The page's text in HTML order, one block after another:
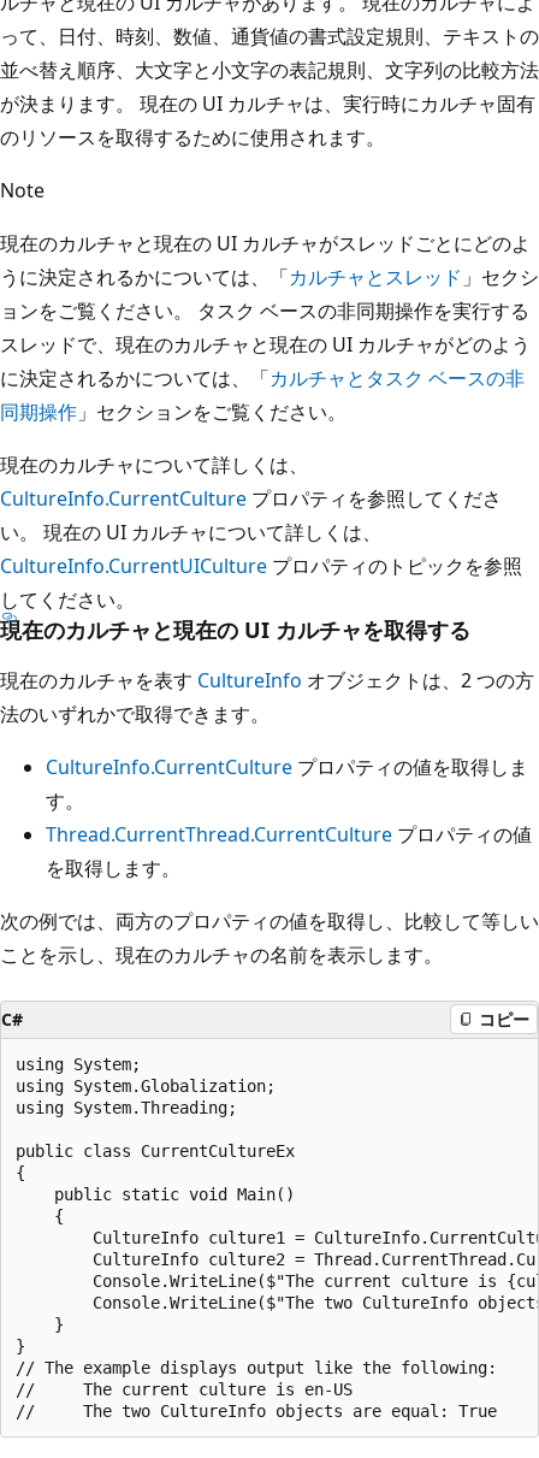
って、日付、時刻、数値、通貨値の書式設定規則、テキストの
並べ替え順序、大文字と小文字の表記規則、文字列の比較方法
が決まります。 現在の UI カルチャは、実行時にカルチャ固有
のリソースを取得するために使用されます。
Note
現在のカルチャと現在の UI カルチャがスレッドごとにどのよ
うに決定されるかについては、「カルチャとスレッド 」セクシ
ョンをご覧ください。 タスク ベースの非同期操作を実行する
スレッドで、現在のカルチャと現在の UI カルチャがどのよう
に決定されるかについては、「カルチャとタスク ベースの非
同期操作 」セクションをご覧ください。
現在のカルチャについて詳しくは、
CultureInfo.CurrentCulture プロパティを参照してくださ
い。 現在の UI カルチャについて詳しくは、
CultureInfo.CurrentUICulture プロパティのトピックを参照
してください。
現在のカルチャと現在の UI カルチャを取得する
現在のカルチャを表す CultureInfo オブジェクトは、2 つの方
法のいずれかで取得できます。
CultureInfo.CurrentCulture プロパティの値を取得しま
す。
Thread.CurrentThread.CurrentCulture プロパティの値
を取得します。
次の例では、両方のプロパティの値を取得し、比較して等しい
ことを示し、現在のカルチャの名前を表示します。
C# コピー
using System;
using System.Globalization;
using System.Threading;
public class CurrentCultureEx
{
    public static void Main()
    {
CultureInfo culture1 =
CultureInfo culture2 =
Console.WriteLine($"The current culture is
Console.WriteLine($"The two CultureInfo
    }
}
// The example displays output like the following:
//     The current culture is en-US